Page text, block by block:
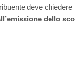
deve chiedere
dello